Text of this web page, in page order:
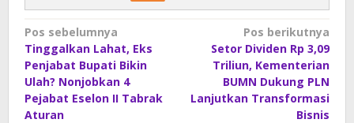
Navigasi
pos
Pos sebelumnya
Tinggalkan Lahat, Eks
Penjabat Bupati Bikin
Ulah? Nonjobkan 4
Pejabat Eselon II Tabrak
Aturan
Pos berikutnya
Setor Dividen Rp 3,09
Triliun, Kementerian
BUMN Dukung PLN
Lanjutkan Transformasi
Bisnis